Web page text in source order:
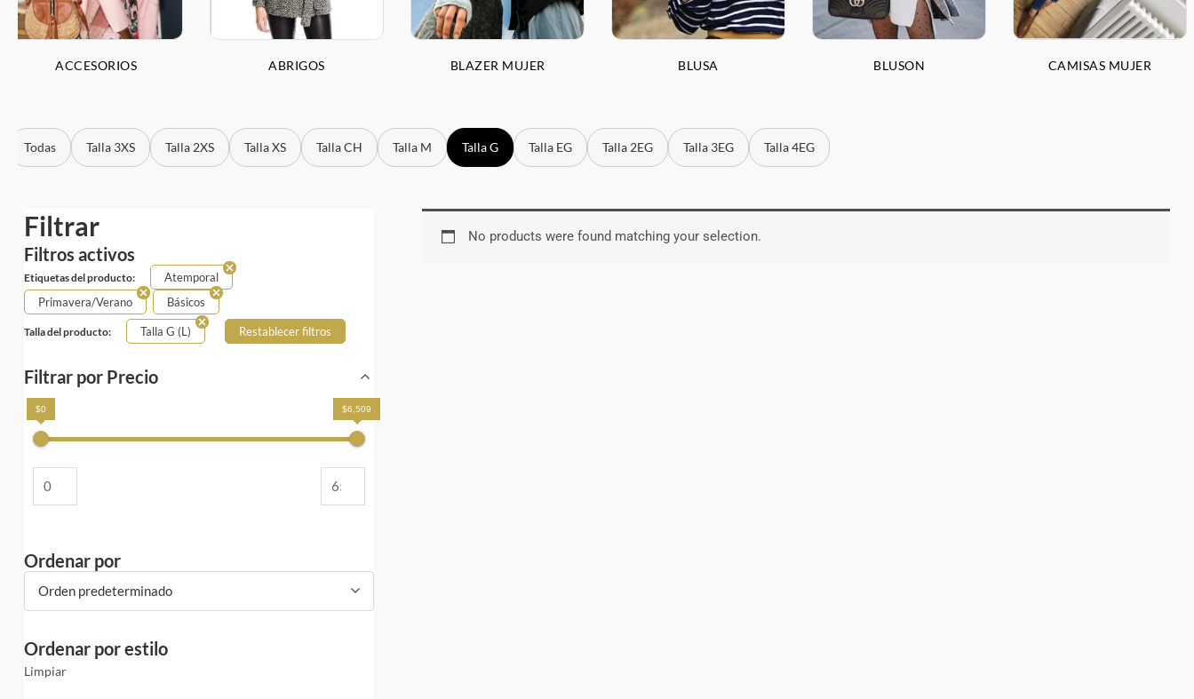
ACCESORIOS ABRIGOS BLAZER MUJER BLUSA BLUSON CAMISAS MUJER
Todas Talla 3XS Talla 2XS Talla XS Talla CH Talla M Talla G Talla EG Talla 2EG Talla 3EG Talla 4EG
Filtrar
Filtros activos
Etiquetas del producto:
Atemporal
Primavera/Verano
Básicos
Talla del producto: Talla G (L) Restablecer filtros
Filtrar por Precio
$6,509
Ordenar por
Orden predeterminado
Ordenar por estilo
Limpiar
No products were found matching your selection.